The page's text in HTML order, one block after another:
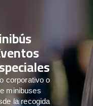
corporativo o
minibuses
la recogida